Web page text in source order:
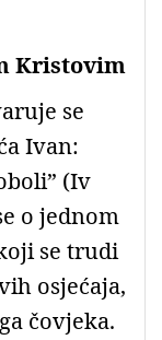
Kristovim
se
Ivan:
(Iv
o jednom
se trudi
osjećaja,
čovjeka.